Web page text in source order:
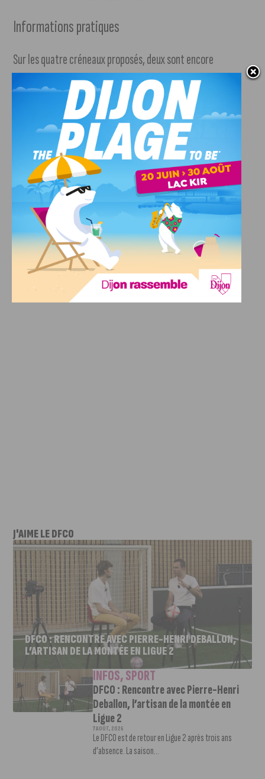
Informations pratiques
Sur les quatre créneaux proposés, deux sont encore
disponibles : entre 8 h et 9 h, et entre 11 h et 12 h.
L’Esplanade Erasme de l’Université de Bourgogne sera non
seulement le point de départ, mais également le point
Pour réserver votre place et avoir plus d’informations,
rendez-vous sur lesite de l’événement (suivre notre lien).
J'AIME LE DFCO
DFCO : RENCONTRE AVEC PIERRE-HENRI DEBALLON,
L’ARTISAN DE LA MONTÉE EN LIGUE 2
INFOS,SPORT
DFCO : Rencontre avec Pierre-Henri
Deballon, l’artisan de la montée en
Ligue 2
7 AOÛT, 2026
Le DFCO est de retour en Ligue 2 après trois ans
d’absence. La saison...